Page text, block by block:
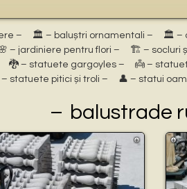
– 🏛 – baluștri ornamentali – 🏛 –
– jardiniere pentru flori – 🏗 – socluri
🐉 – statuete gargoyles – 👼 –
– statuete pitici și troli –
👤 – statui
balustrade